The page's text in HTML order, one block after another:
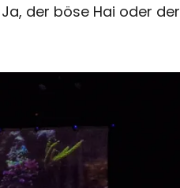
der böse Hai oder der